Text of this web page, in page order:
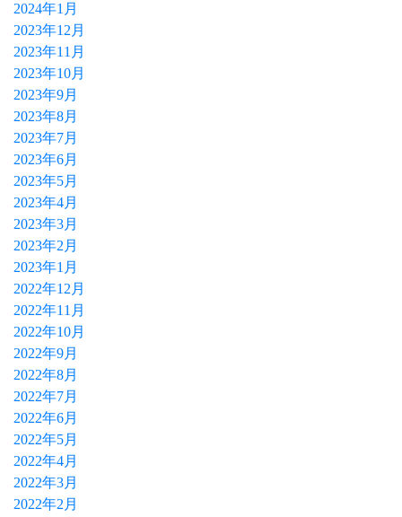
2024年1月
2023年12月
2023年11月
2023年10月
2023年9月
2023年8月
2023年7月
2023年6月
2023年5月
2023年4月
2023年3月
2023年2月
2023年1月
2022年12月
2022年11月
2022年10月
2022年9月
2022年8月
2022年7月
2022年6月
2022年5月
2022年4月
2022年3月
2022年2月